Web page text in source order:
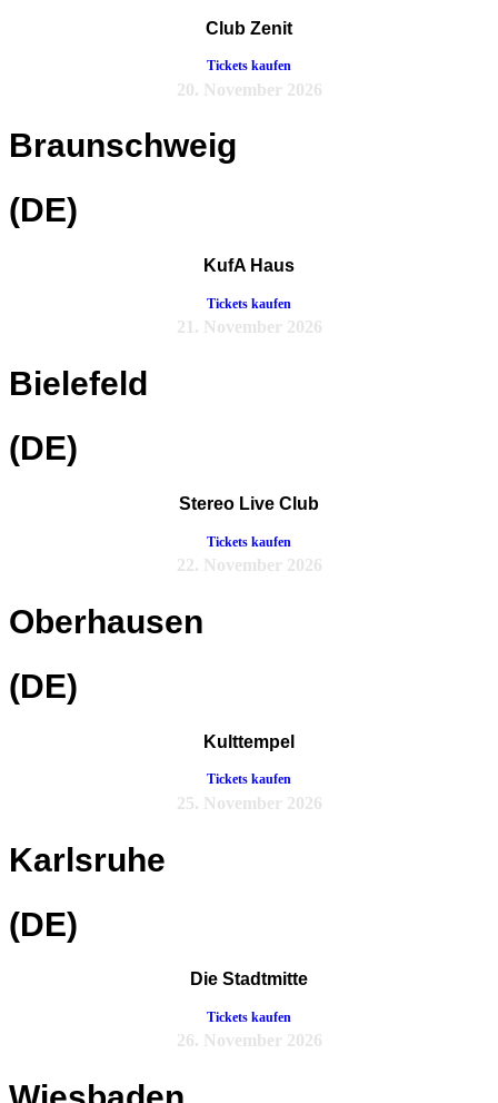
Club Zenit
Tickets kaufen
20. November 2026
Braunschweig
(DE)
KufA Haus
Tickets kaufen
21. November 2026
Bielefeld
(DE)
Stereo Live Club
Tickets kaufen
22. November 2026
Oberhausen
(DE)
Kulttempel
Tickets kaufen
25. November 2026
Karlsruhe
(DE)
Die Stadtmitte
Tickets kaufen
26. November 2026